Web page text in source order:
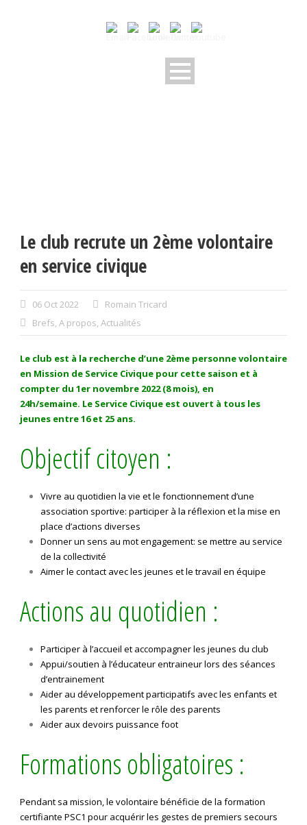
Le club recrute un 2ème volontaire
en service civique
06 Oct 2022
Romain Tricard
Brefs, A propos, Actualités
Le club est à la recherche d’une 2ème personne volontaire
en Mission de Service Civique pour cette saison et à
compter du 1er novembre 2022 (8 mois), en
24h/semaine. Le Service Civique est ouvert à tous les
jeunes entre 16 et 25 ans.
Objectif citoyen :
Vivre au quotidien la vie et le fonctionnement d’une
association sportive: participer à la réflexion et la mise en
place d’actions diverses
Donner un sens au mot engagement: se mettre au service
de la collectivité
Aimer le contact avec les jeunes et le travail en équipe
Actions au quotidien :
Participer à l’accueil et accompagner les jeunes du club
Appui/soutien à l’éducateur entraineur lors des séances
d’entrainement
Aider au développement participatifs avec les enfants et
les parents et renforcer le rôle des parents
Aider aux devoirs puissance foot
Formations obligatoires :
Pendant sa mission, le volontaire bénéficie de la formation
certifiante PSC1 pour acquérir les gestes de premiers secours